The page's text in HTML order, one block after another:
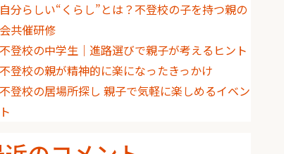
自分らしい“くらし”とは？不登校の子を持つ親の
会共催研修
不登校の中学生｜進路選びで親子が考えるヒント
不登校の親が精神的に楽になったきっかけ
不登校の居場所探し 親子で気軽に楽しめるイベン
ト